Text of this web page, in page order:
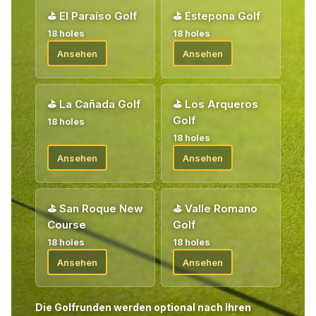
⛳ El Paraíso Golf
18 holes
Ansehen
⛳ Estepona Golf
18 holes
Ansehen
⛳ La Cañada Golf
18 holes
Ansehen
⛳ Los Arqueros
Golf
18 holes
Ansehen
⛳ San Roque New
Course
18 holes
Ansehen
⛳ Valle Romano
Golf
18 holes
Ansehen
Die Golfrunden werden optional nach Ihren